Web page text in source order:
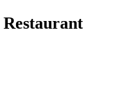
Restaurant